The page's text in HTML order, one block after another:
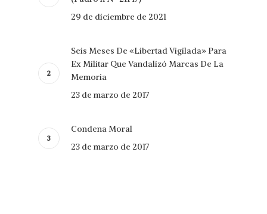
29 de diciembre de 2021
Seis Meses De «Libertad Vigilada» Para
Ex Militar Que Vandalizó Marcas De La
Memoria
23 de marzo de 2017
Condena Moral
23 de marzo de 2017